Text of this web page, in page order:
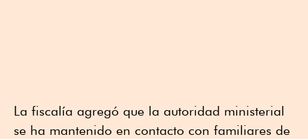
La fiscalía agregó que la autoridad ministerial
se ha mantenido en contacto con familiares de